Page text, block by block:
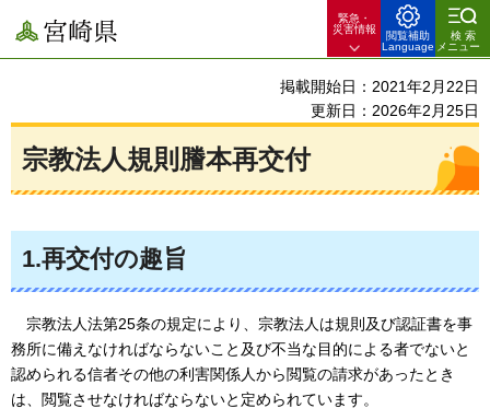
宮崎県
緊急・
災害情報
閲覧補助
Language
検索
メニュー
掲載開始日：2021年2月22日
更新日：2026年2月25日
宗教法人規則謄本再交付
1.再交付の趣旨
宗教法人法第25条の規定により、宗教法人は規則及び認証書を事
務所に備えなければならないこと及び不当な目的による者でないと
認められる信者その他の利害関係人から閲覧の請求があったとき
は、閲覧させなければならないと定められています。